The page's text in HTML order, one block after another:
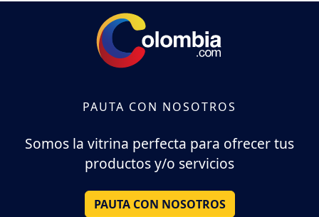
PAUTA CON NOSOTROS
Somos la vitrina perfecta para ofrecer tus
productos y/o servicios
PAUTA CON NOSOTROS